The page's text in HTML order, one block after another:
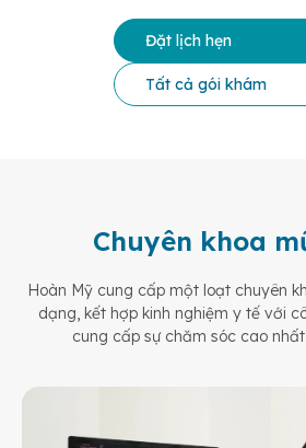
Đặt lịch hẹn
Tất cả gói khám
Chuyên khoa
Hoàn Mỹ cung cấp một loạt chuyên
dạng, kết hợp kinh nghiệm y tế với
cung cấp sự chăm sóc cao